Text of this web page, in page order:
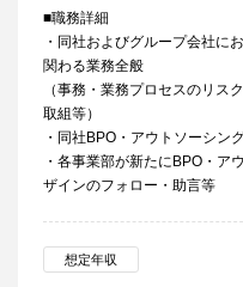
■職務詳細
・同社およびグループ会社に
関わる業務全般
（事務・業務プロセスのリス
取組等）
・同社BPO・アウトソーシン
・各事業部が新たにBPO・ア
ザインのフォロー・助言等
想定年収